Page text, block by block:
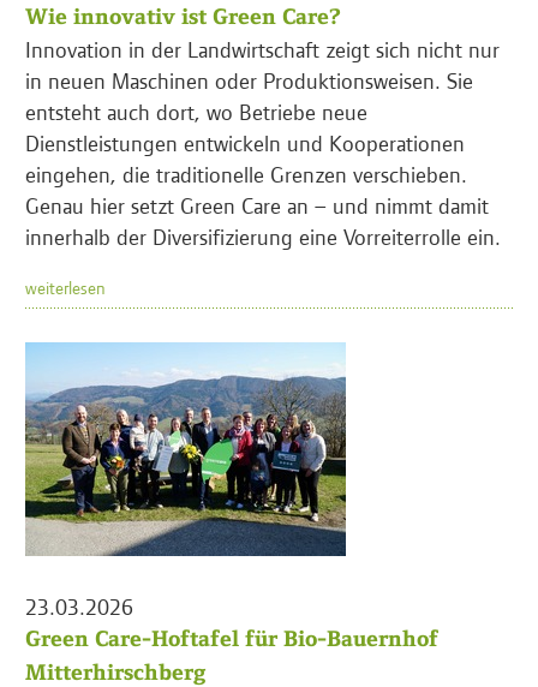
Wie innovativ ist Green Care?
Innovation in der Landwirtschaft zeigt sich nicht nur
in neuen Maschinen oder Produktionsweisen. Sie
entsteht auch dort, wo Betriebe neue
Dienstleistungen entwickeln und Kooperationen
eingehen, die traditionelle Grenzen verschieben.
Genau hier setzt Green Care an – und nimmt damit
innerhalb der Diversifizierung eine Vorreiterrolle ein.
weiterlesen
23.03.2026
Green Care-Hoftafel für Bio-Bauernhof
Mitterhirschberg